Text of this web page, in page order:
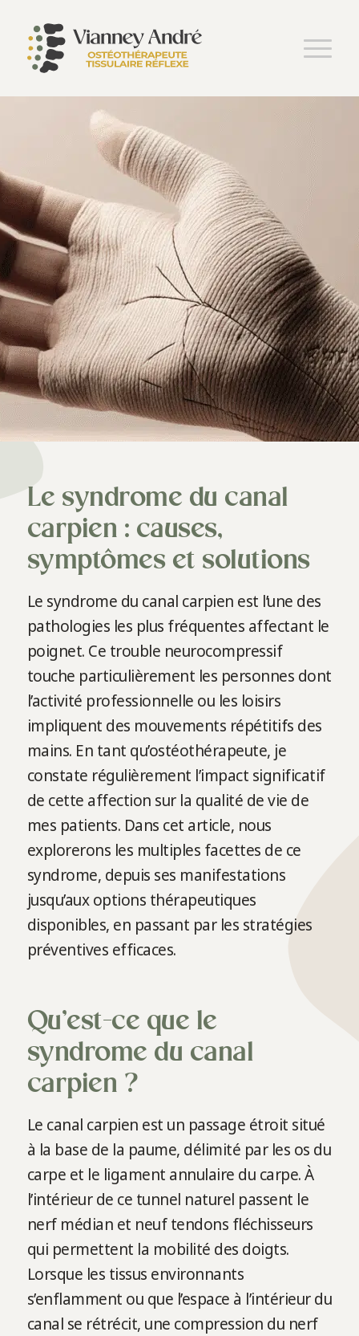
Le syndrome du canal
carpien : causes,
symptômes et solutions
Le syndrome du canal carpien est l’une des
pathologies les plus fréquentes affectant le
poignet. Ce trouble neurocompressif
touche particulièrement les personnes dont
l’activité professionnelle ou les loisirs
impliquent des mouvements répétitifs des
mains. En tant qu’ostéothérapeute, je
constate régulièrement l’impact significatif
de cette affection sur la qualité de vie de
mes patients. Dans cet article, nous
explorerons les multiples facettes de ce
syndrome, depuis ses manifestations
jusqu’aux options thérapeutiques
disponibles, en passant par les stratégies
préventives efficaces.
Qu’est-ce que le
syndrome du canal
carpien ?
Le canal carpien est un passage étroit situé
à la base de la paume, délimité par les os du
carpe et le ligament annulaire du carpe. À
l’intérieur de ce tunnel naturel passent le
nerf médian et neuf tendons fléchisseurs
qui permettent la mobilité des doigts.
Lorsque les tissus environnants
s’enflamment ou que l’espace à l’intérieur du
canal se rétrécit, une compression du nerf